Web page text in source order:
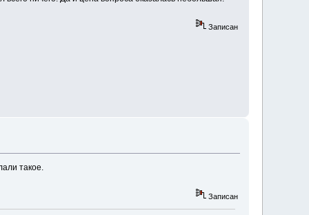
Записан
такое.
Записан